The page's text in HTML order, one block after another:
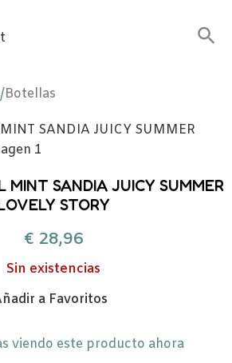
/Botellas
MINT SANDIA JUICY SUMMER
STORY
€28,96
Sin existencias
a Favoritos
viendo este producto ahora